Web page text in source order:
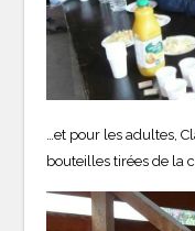
…et pour les adultes,
bouteilles tirées de la